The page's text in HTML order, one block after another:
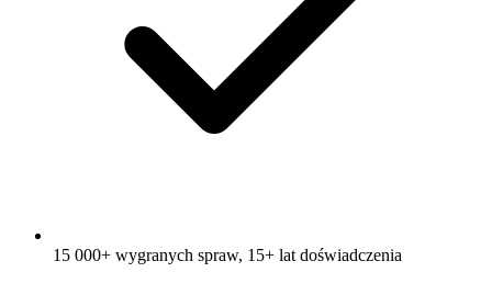
15 000+ wygranych spraw, 15+ lat doświadczenia